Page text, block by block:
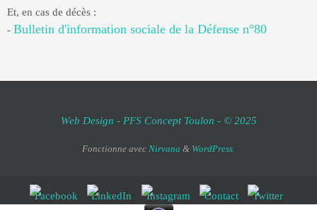
Et, en cas de décès :
- Bulletin d'information sociale de la Défense n°80
Web Design - PFS Concept Toulon - © 2025
Fonctionne avec Nirvana & WordPress.